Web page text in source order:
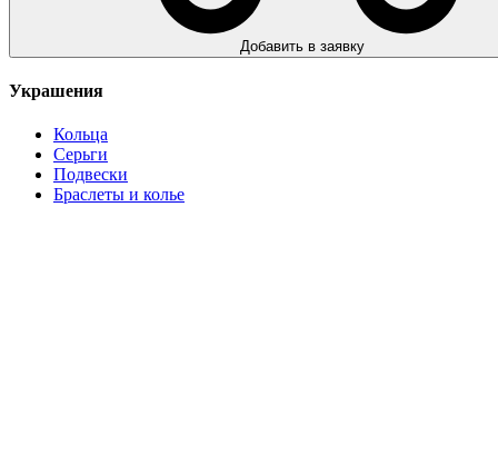
Добавить в заявку
Украшения
Кольца
Серьги
Подвески
Браслеты и колье